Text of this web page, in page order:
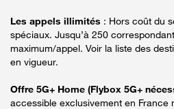
Les appels illimités : Hors coût du
spéciaux. Jusqu’à 250
maximum/appel. Voir la liste des
en vigueur.
Offre 5G+ Home (Flybox 5G+
accessible exclusivement en France